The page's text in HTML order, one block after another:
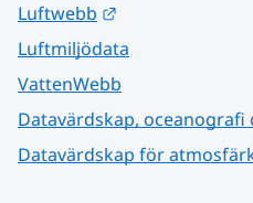
Luftwebb
Luftmiljödata
VattenWebb
Datavärdskap,
Datavärdskap för